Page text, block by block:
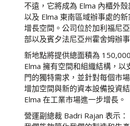
不遠，它將成為 Elma 內櫃外
以及 Elma 東南區域辦事處的
增長空間。公司位於加利福尼
部以及賓夕法尼亞州霍舍姆辦
新地點將提供總面積為
Elma 擁有空間和組織結構，以
門的獨特需求，並針對每個市
增加空間與新的資本設備投資
Elma 在工業市場進一步增長。
營運副總裁 Badri Rajan 表示